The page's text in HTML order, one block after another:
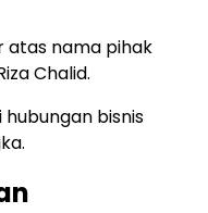
nama pihak
Chalid.
bisnis